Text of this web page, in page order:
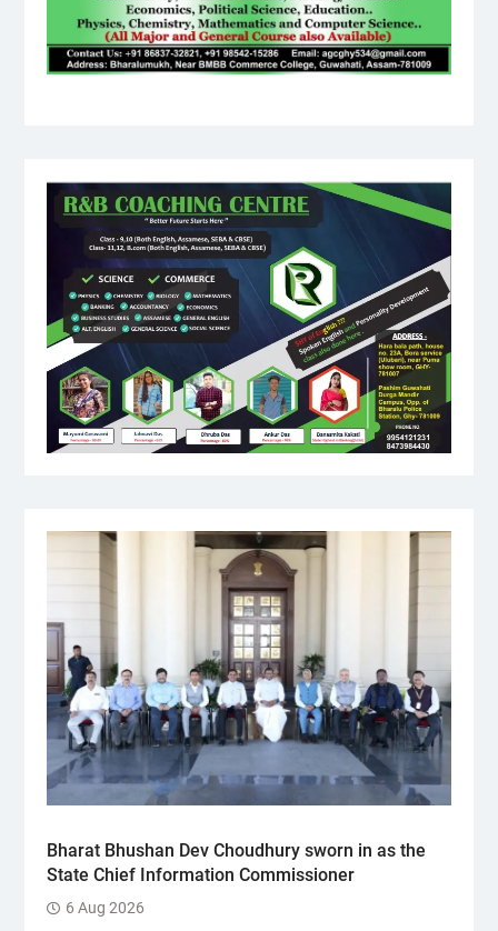
Bharat Bhushan Dev Choudhury sworn in as the
State Chief Information Commissioner
6 Aug 2026